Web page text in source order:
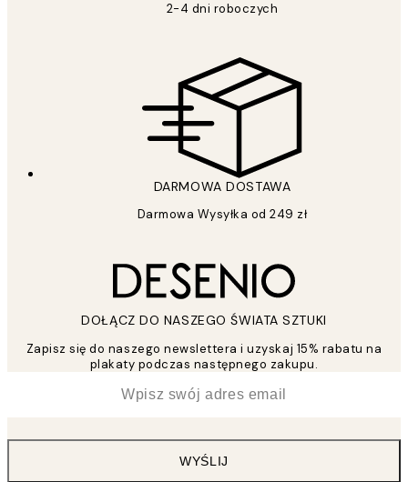
2-4 dni roboczych
DARMOWA DOSTAWA
Darmowa Wysyłka od 249 zł
DOŁĄCZ DO NASZEGO ŚWIATA SZTUKI
Zapisz się do naszego newslettera i uzyskaj 15% rabatu na
plakaty podczas następnego zakupu.
WYŚLIJ